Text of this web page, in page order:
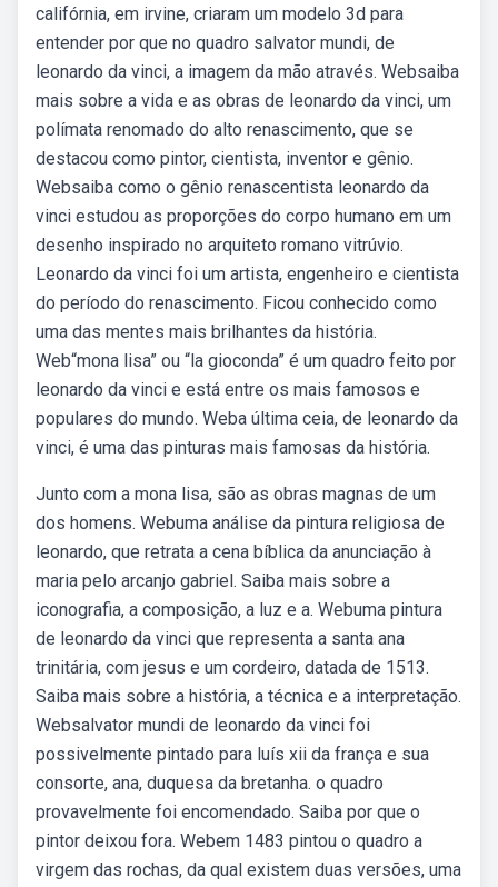
califórnia, em irvine, criaram um modelo 3d para
entender por que no quadro salvator mundi, de
leonardo da vinci, a imagem da mão através. Websaiba
mais sobre a vida e as obras de leonardo da vinci, um
polímata renomado do alto renascimento, que se
destacou como pintor, cientista, inventor e gênio.
Websaiba como o gênio renascentista leonardo da
vinci estudou as proporções do corpo humano em um
desenho inspirado no arquiteto romano vitrúvio.
Leonardo da vinci foi um artista, engenheiro e cientista
do período do renascimento. Ficou conhecido como
uma das mentes mais brilhantes da história.
Web“mona lisa” ou “la gioconda” é um quadro feito por
leonardo da vinci e está entre os mais famosos e
populares do mundo. Weba última ceia, de leonardo da
vinci, é uma das pinturas mais famosas da história.
Junto com a mona lisa, são as obras magnas de um
dos homens. Webuma análise da pintura religiosa de
leonardo, que retrata a cena bíblica da anunciação à
maria pelo arcanjo gabriel. Saiba mais sobre a
iconografia, a composição, a luz e a. Webuma pintura
de leonardo da vinci que representa a santa ana
trinitária, com jesus e um cordeiro, datada de 1513.
Saiba mais sobre a história, a técnica e a interpretação.
Websalvator mundi de leonardo da vinci foi
possivelmente pintado para luís xii da frança e sua
consorte, ana, duquesa da bretanha. o quadro
provavelmente foi encomendado. Saiba por que o
pintor deixou fora. Webem 1483 pintou o quadro a
virgem das rochas, da qual existem duas versões, uma